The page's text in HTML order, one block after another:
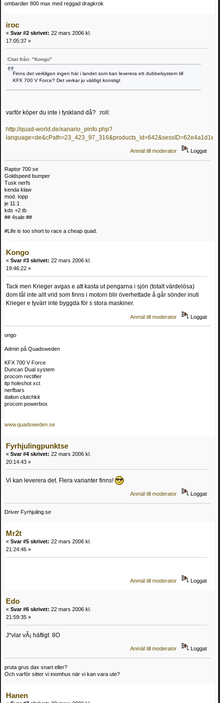
ombardier 800 max med reggad dragkrok
iroc
« Svar #2 skrivet: 22 mars 2006 kl.
17:05:37 »
Citat från: "Kongo"
Finns det verkligen ingen här i landet som kan leverera ett dubbelsystem till
KFX 700 V Force? Det verkar ju väldigt konstigt
varför köper du inte i tyskland då? :roll:
http://quad-world.de/xanario_pinfo.php?
Anmäl till moderator Loggat
Raptor 700 se
Goldspeed bumper
Tusk nerfs
kenda klaw
mod. topp
je 11:1
kds +2 tb
## 4sale ##
#Life is too short to race a cheap quad.
Kongo
« Svar #3 skrivet: 22 mars 2006 kl.
19:46:22 »
Tack men Krieger avgas e att kasta ut pengarna i sjön (totalt värdelösa)
dom tål inte allt vrid som finns i motorn blir överhettade å går sönder inuti
Krieger e tyvärr inte byggda för s stora maskiner.
Anmäl till moderator Loggat
ongo
Admin på Quadsweden
KFX 700 V Force
Duncan Dual system
procom rectifier
itp holeshot xct
nerfbars
dalton clutchkit
procom powerbox
www.quadsweden.se
Fyrhjulingpunktse
« Svar #4 skrivet: 22 mars 2006 kl.
20:14:43 »
Vi kan leverera det. Flera varianter finns!
Anmäl till moderator Loggat
Driver Fyrhjuling.se
Mr2t
« Svar #5 skrivet: 22 mars 2006 kl.
21:24:46 »
Anmäl till moderator Loggat
Edo
« Svar #6 skrivet: 22 mars 2006 kl.
21:59:35 »
J*vlar vÃ¡ häftigt 8O
Anmäl till moderator Loggat
pruta grus dax snart eller?
Och varför sitter vi inomhus när vi kan vara ute?
Hanen